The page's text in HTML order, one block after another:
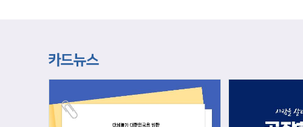
은 인스타그램 개별 DM으로 폼링크를 전달드립
니다.